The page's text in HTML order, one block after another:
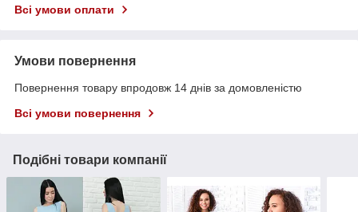
Всі умови оплати
Умови повернення
Повернення товару впродовж 14 днів за домовленістю
Всі умови повернення
Подібні товари компанії